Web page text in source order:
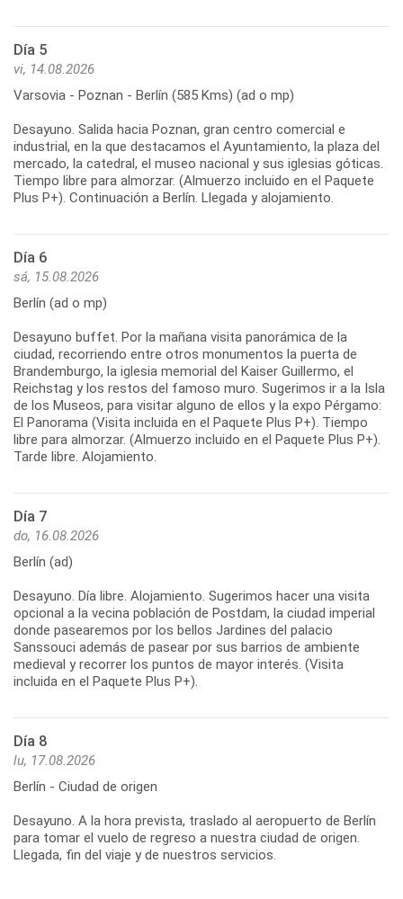
Día 5
vi, 14.08.2026
Varsovia - Poznan - Berlín (585 Kms) (ad o mp)
Desayuno. Salida hacia Poznan, gran centro comercial e
industrial, en la que destacamos el Ayuntamiento, la plaza del
mercado, la catedral, el museo nacional y sus iglesias góticas.
Tiempo libre para almorzar. (Almuerzo incluido en el Paquete
Plus P+). Continuación a Berlín. Llegada y alojamiento.
Día 6
sá, 15.08.2026
Berlín (ad o mp)
Desayuno buffet. Por la mañana visita panorámica de la
ciudad, recorriendo entre otros monumentos la puerta de
Brandemburgo, la iglesia memorial del Kaiser Guillermo, el
Reichstag y los restos del famoso muro. Sugerimos ir a la Isla
de los Museos, para visitar alguno de ellos y la expo Pérgamo:
El Panorama (Visita incluida en el Paquete Plus P+). Tiempo
libre para almorzar. (Almuerzo incluido en el Paquete Plus P+).
Tarde libre. Alojamiento.
Día 7
do, 16.08.2026
Berlín (ad)
Desayuno. Día libre. Alojamiento. Sugerimos hacer una visita
opcional a la vecina población de Postdam, la ciudad imperial
donde pasearemos por los bellos Jardines del palacio
Sanssouci además de pasear por sus barrios de ambiente
medieval y recorrer los puntos de mayor interés. (Visita
incluida en el Paquete Plus P+).
Día 8
lu, 17.08.2026
Berlín - Ciudad de origen
Desayuno. A la hora prevista, traslado al aeropuerto de Berlín
para tomar el vuelo de regreso a nuestra ciudad de origen.
Llegada, fin del viaje y de nuestros servicios.